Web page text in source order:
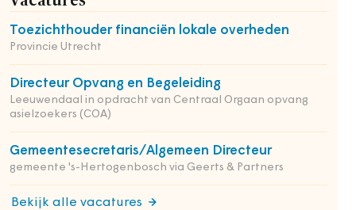
Toezichthouder financiën lokale overheden
Provincie Utrecht
Directeur Opvang en Begeleiding
Leeuwendaal in opdracht van Centraal Orgaan opvang
asielzoekers (COA)
Gemeentesecretaris/Algemeen Directeur
gemeente 's-Hertogenbosch via Geerts & Partners
Bekijk alle vacatures